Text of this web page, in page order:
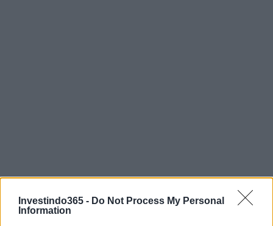
Investindo365 - Do Not Process My Personal
Information